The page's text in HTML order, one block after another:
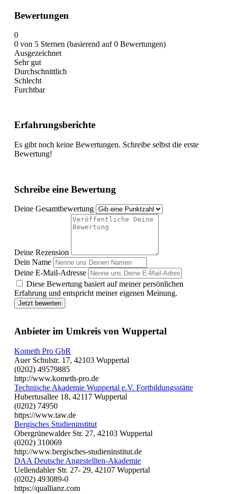
Bewertungen
0
0 von 5 Sternen (basierend auf 0 Bewertungen)
Ausgezeichnet
Sehr gut
Durchschnittlich
Schlecht
Furchtbar
Erfahrungsberichte
Es gibt noch keine Bewertungen. Schreibe selbst die erste
Bewertung!
Schreibe eine Bewertung
Deine Gesamtbewertung
Deine Rezension
Dein Name
Deine E-Mail-Adresse
Diese Bewertung basiert auf meiner persönlichen
Erfahrung und entspricht meiner eigenen Meinung.
Jetzt bewerten
Anbieter im Umkreis von Wuppertal
Kometh Pro GbR
Auer Schulstr. 17, 42103 Wuppertal
(0202) 49579885
http://www.kometh-pro.de
Technische Akademie Wuppertal e.V. Fortbildungsstätte
Hubertusallee 18, 42117 Wuppertal
(0202) 74950
https://www.taw.de
Bergisches Studieninstitut
Obergrünewalder Str. 27, 42103 Wuppertal
(0202) 310069
http://www.bergisches-studieninstitut.de
DAA Deutsche Angestellten-Akademie
Uellendahler Str. 27- 29, 42107 Wuppertal
(0202) 493089-0
https://quallianz.com